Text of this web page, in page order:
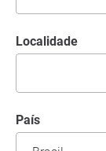
Localidade
País